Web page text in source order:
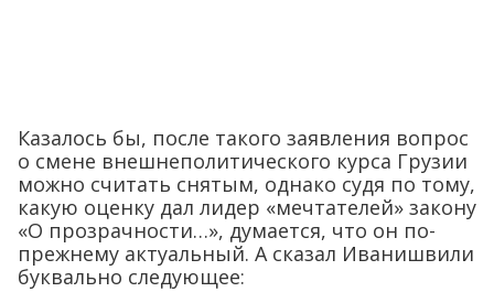
Казалось бы, после такого заявления вопрос
о смене внешнеполитического курса Грузии
можно считать снятым, однако судя по тому,
какую оценку дал лидер «мечтателей» закону
«О прозрачности…», думается, что он по-
прежнему актуальный. А сказал Иванишвили
буквально следующее: